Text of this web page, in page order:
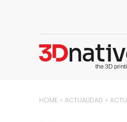
HOME »ACTUALIDAD »